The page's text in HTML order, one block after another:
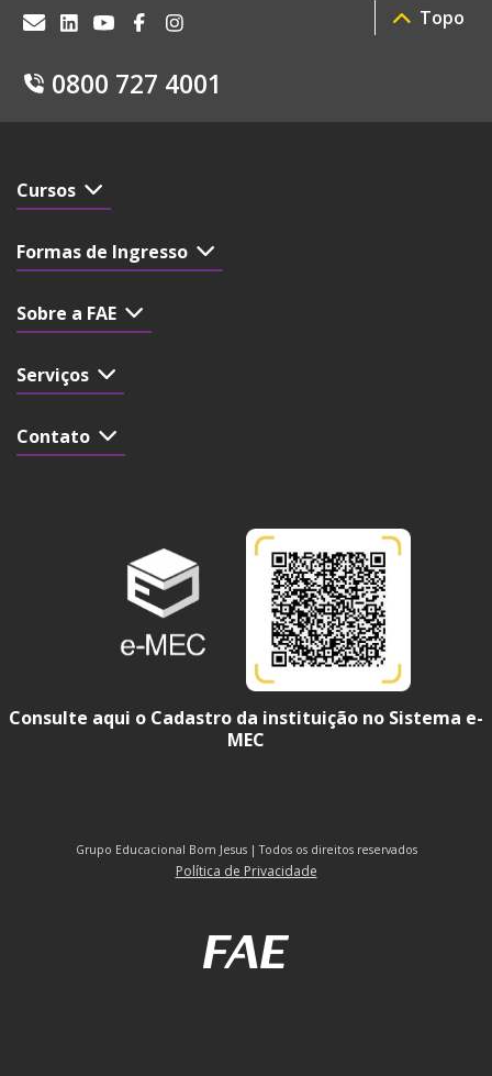
0800 727 4001
Topo
Cursos
Formas de Ingresso
Sobre a FAE
Serviços
Contato
Consulte aqui o Cadastro da instituição no Sistema e-
MEC
Grupo Educacional Bom Jesus | Todos os direitos reservados
Política de Privacidade